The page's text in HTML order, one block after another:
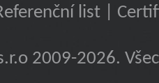
list
2009-2026.